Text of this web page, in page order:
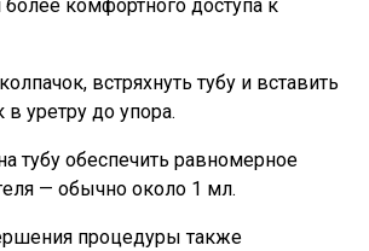
более комфортного доступа к
встряхнуть тубу и вставить
в уретру до упора.
тубу обеспечить равномерное
— обычно около 1 мл.
процедуры также